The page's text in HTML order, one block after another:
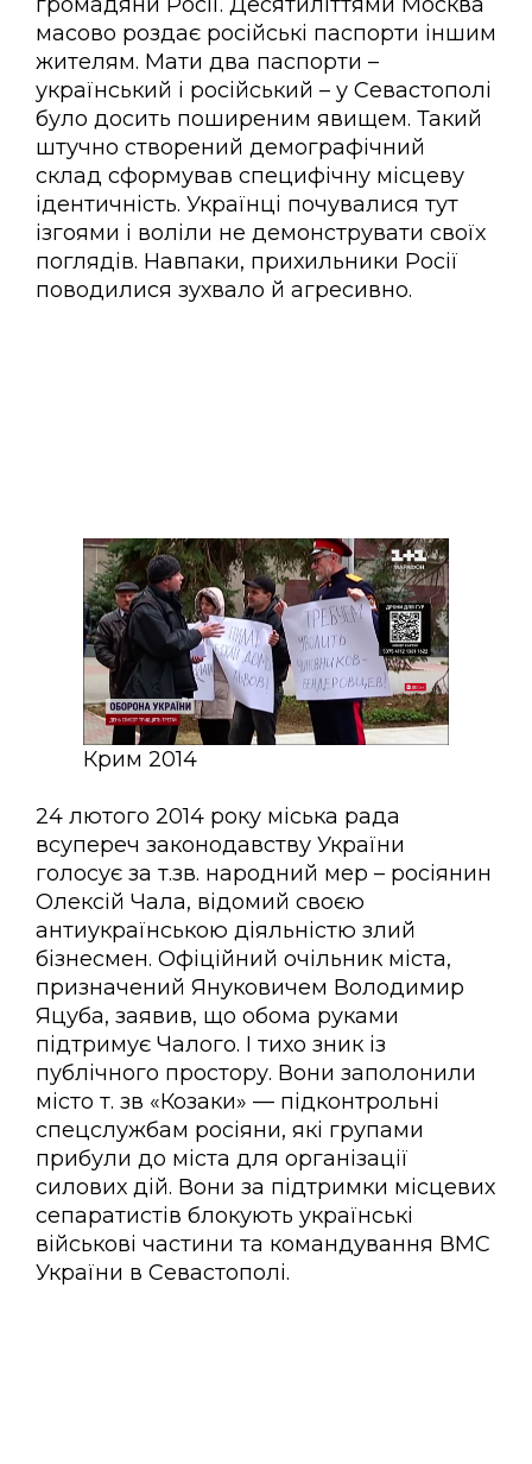
масово роздає російські паспорти іншим
жителям. Мати два паспорти –
український і російський – у Севастополі
було досить поширеним явищем. Такий
штучно створений демографічний
склад сформував специфічну місцеву
ідентичність. Українці почувалися тут
ізгоями і воліли не демонструвати своїх
поглядів. Навпаки, прихильники Росії
поводилися зухвало й агресивно.
Крим 2014
24 лютого 2014 року міська рада
всупереч законодавству України
голосує за т.зв. народний мер – росіянин
Олексій Чала, відомий своєю
антиукраїнською діяльністю злий
бізнесмен. Офіційний очільник міста,
призначений Януковичем Володимир
Яцуба, заявив, що обома руками
підтримує Чалого. І тихо зник із
публічного простору. Вони заполонили
місто т. зв «Козаки» — підконтрольні
спецслужбам росіяни, які групами
прибули до міста для організації
силових дій. Вони за підтримки місцевих
сепаратистів блокують українські
військові частини та командування ВМС
України в Севастополі.